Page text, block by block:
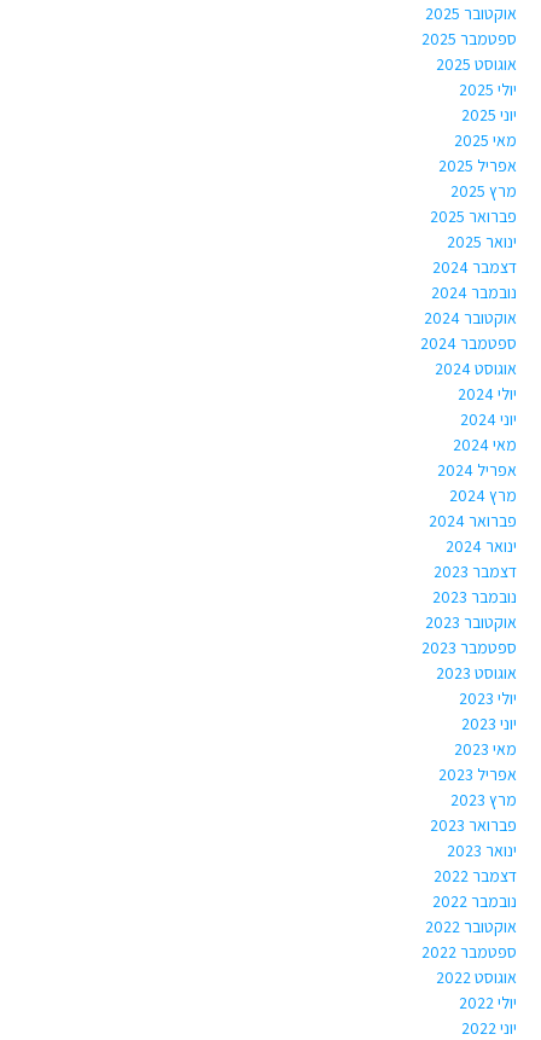
אוקטובר 2025
ספטמבר 2025
אוגוסט 2025
יולי 2025
יוני 2025
מאי 2025
אפריל 2025
מרץ 2025
פברואר 2025
ינואר 2025
דצמבר 2024
נובמבר 2024
אוקטובר 2024
ספטמבר 2024
אוגוסט 2024
יולי 2024
יוני 2024
מאי 2024
אפריל 2024
מרץ 2024
פברואר 2024
ינואר 2024
דצמבר 2023
נובמבר 2023
אוקטובר 2023
ספטמבר 2023
אוגוסט 2023
יולי 2023
יוני 2023
מאי 2023
אפריל 2023
מרץ 2023
פברואר 2023
ינואר 2023
דצמבר 2022
נובמבר 2022
אוקטובר 2022
ספטמבר 2022
אוגוסט 2022
יולי 2022
יוני 2022